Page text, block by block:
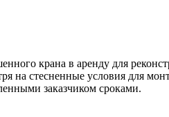
крана в аренду для
на стесненные условия для
заказчиком сроками.